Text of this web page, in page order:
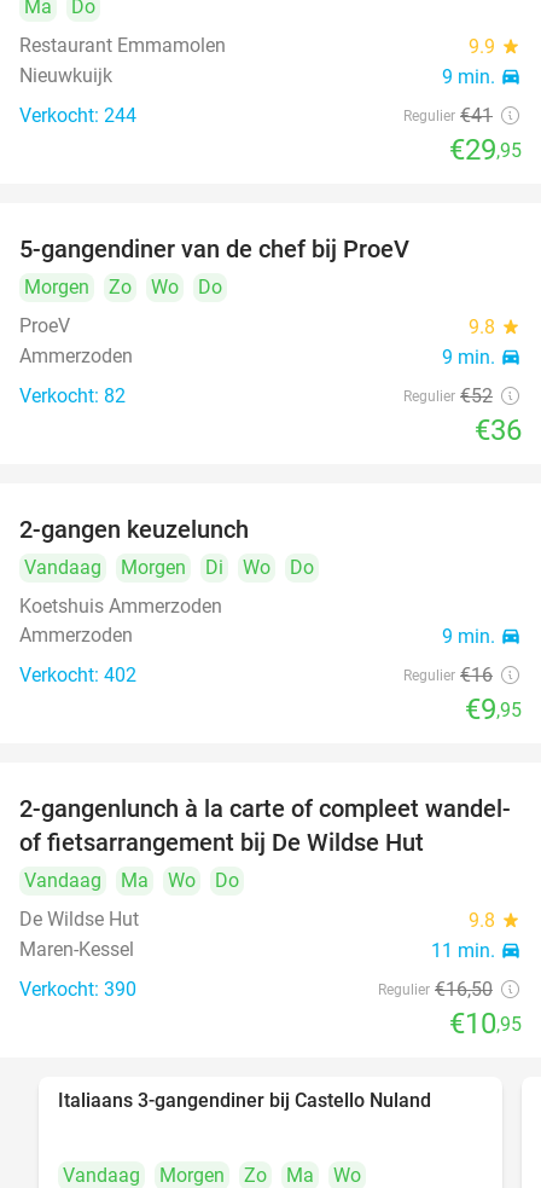
Ma
Do
Restaurant Emmamolen
9.9 star
Nieuwkuijk 9 min. directions_car
Verkocht: 244 Regulier €41
€29,95
5-gangendiner van de chef bij ProeV
Morgen Zo Wo
Do
ProeV
9.8 star
Ammerzoden 9 min. directions_car
Verkocht: 82 Regulier €52
€36
2-gangen keuzelunch
Vandaag Morgen Di Wo
Do
Koetshuis Ammerzoden
Ammerzoden
9 min. directions_car
Verkocht: 402 Regulier €16
€9,95
34%
2-gangenlunch à la carte of compleet wandel-
of fietsarrangement bij De Wildse Hut
Vandaag Ma Wo
Do
De Wildse Hut
9.8 star
Maren-Kessel 11 min. directions_car
Verkocht: 390 Regulier €16,50
€10,95
Italiaans 3-gangendiner bij Castello Nuland
Vandaag Morgen Zo Ma
Wo